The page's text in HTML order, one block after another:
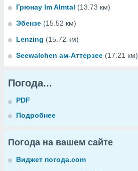
Грюнау Im Almtal (13.73 км)
Эбензе (15.52 км)
Lenzing (15.72 км)
Seewalchen ам-Аттерзее (17.21 км)
Погода...
PDF
Подробнее
Погода на вашем сайте
Виджет погода.com